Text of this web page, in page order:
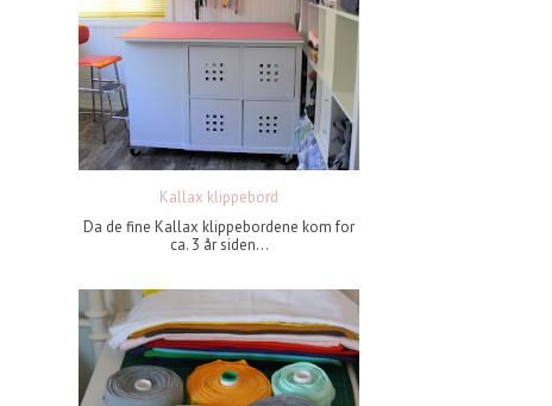
Kallax klippebord
Da de fine Kallax klippebordene kom for
ca. 3 år siden...